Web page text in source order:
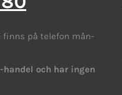
finns på telefon mån-
handel och har ingen